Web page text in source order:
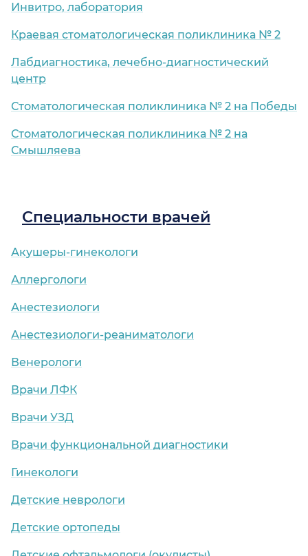
Инвитро, лаборатория
Краевая стоматологическая поликлиника № 2
Лабдиагностика, лечебно-диагностический
центр
Стоматологическая поликлиника № 2 на Победы
Стоматологическая поликлиника № 2 на
Смышляева
Специальности врачей
Акушеры-гинекологи
Аллергологи
Анестезиологи
Анестезиологи-реаниматологи
Венерологи
Врачи ЛФК
Врачи УЗД
Врачи функциональной диагностики
Гинекологи
Детские неврологи
Детские ортопеды